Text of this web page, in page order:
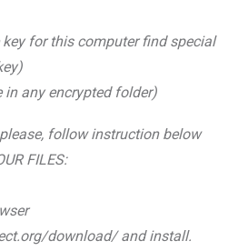
for this computer find special
in any encrypted folder)
follow instruction below
FILES:
download/ and install.